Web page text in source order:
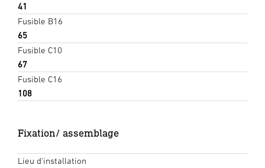
41
Fusible B16
65
Fusible C10
67
Fusible C16
108
Fixation/ assemblage
Lieu d'installation